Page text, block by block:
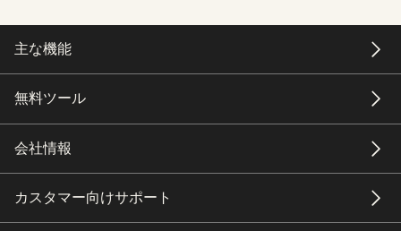
主な機能
無料ツール
会社情報
カスタマー向けサポート